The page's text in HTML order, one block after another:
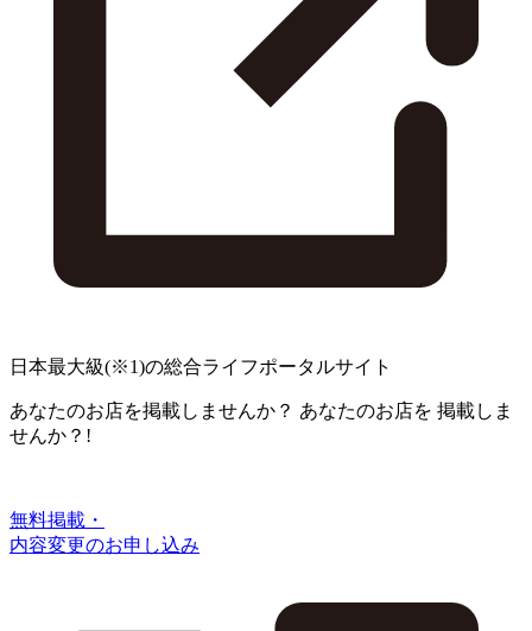
日本最大級(※1)の総合ライフポータルサイト
あなたのお店を掲載しませんか？ あなたのお店を 掲載しま
せんか？!
無料掲載・
内容変更のお申し込み